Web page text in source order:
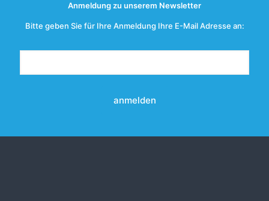
Anmeldung zu unserem Newsletter
Bitte geben Sie für Ihre Anmeldung Ihre E-Mail Adresse an: